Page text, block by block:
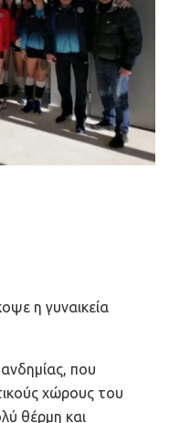
η γυναικεία
που
χώρους του
θέρμη και